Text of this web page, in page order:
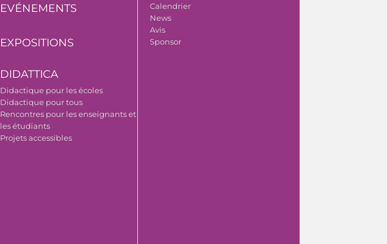
EVÉNEMENTS
EXPOSITIONS
DIDATTICA
Didactique pour les écoles
Didactique pour tous
Rencontres pour les enseignants et
les étudiants
Projets accessibles
Calendrier
News
Avis
Sponsor